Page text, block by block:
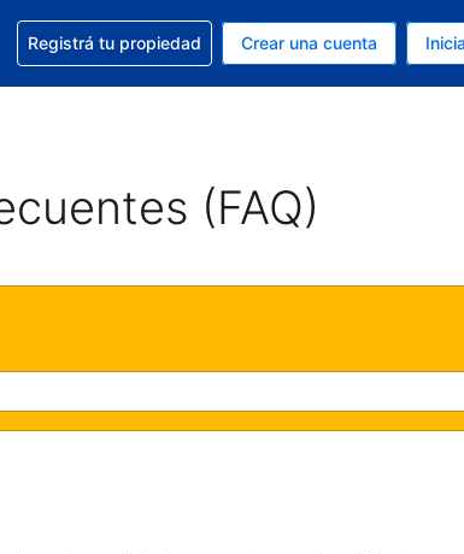
moneda actual es Peso argentino
El idioma que estás usando es Español
Conseguí ayuda con tu reserva
Registrá tu propiedad Crear una cuenta
(FAQ)